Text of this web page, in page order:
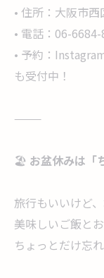
• 住所：大阪市
• 電話：06-
• 予約：
も受付中！
⸻
🏖️ お盆休みは「
旅行もいいけど
美味しいご飯と
ちょっとだけ忘